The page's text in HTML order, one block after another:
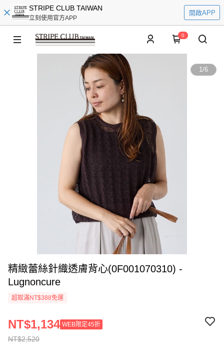
STRIPE CLUB TAIWAN
立刻使用官方APP
開啟APP
0
1/6
精緻蕾絲針織透膚背心(0F001070310) -
Lugnoncure
超取滿NT$388免運
NT$2,520
NT$1,134 WEB限定45折